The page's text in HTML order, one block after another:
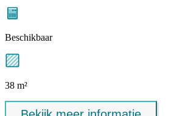
Beschikbaar
38 m²